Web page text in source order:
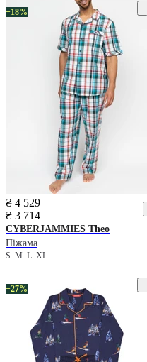
−18%
₴ 4 529
₴ 3 714
CYBERJAMMIES Theo
Піжама
S M L XL
−27%